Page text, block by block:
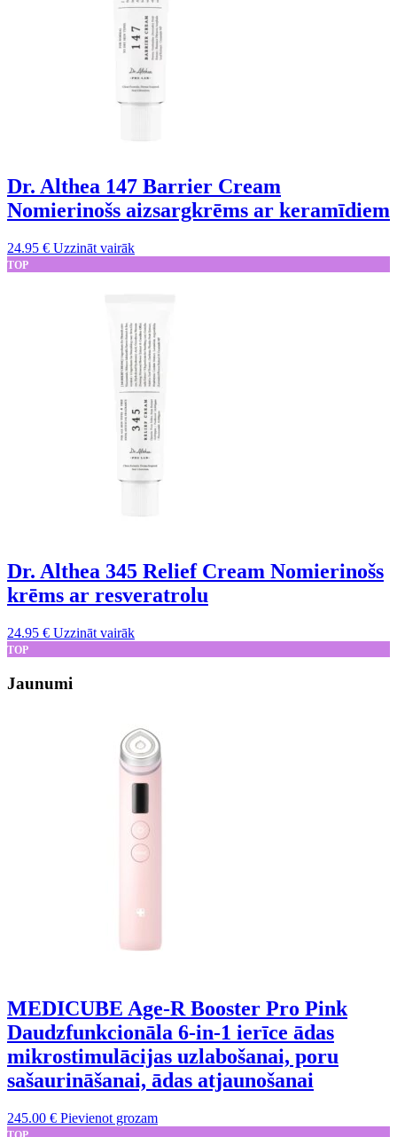
Dr. Althea 147 Barrier Cream
Nomierinošs aizsargkrēms ar keramīdiem
24.95 € Uzzināt vairāk
TOP
Dr. Althea 345 Relief Cream Nomierinošs
krēms ar resveratrolu
24.95 € Uzzināt vairāk
TOP
Jaunumi
MEDICUBE Age-R Booster Pro Pink
Daudzfunkcionāla 6-in-1 ierīce ādas
mikrostimulācijas uzlabošanai, poru
sašaurināšanai, ādas atjaunošanai
245.00 € Pievienot grozam